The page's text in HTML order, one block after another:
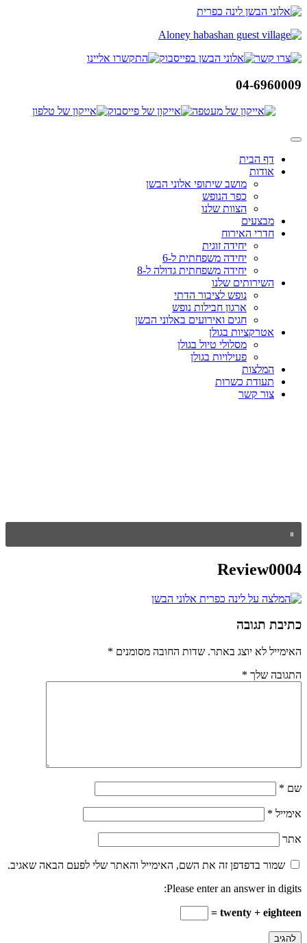
דלג
04-6960009
דף הבית
אודות
מושב שיתופי אלוני הבשן
כפר הנופש
הצוות שלנו
מבצעים
חדרי האירוח
יחידה זוגית
יחידה משפחתית ל-6
יחידה משפחתית גדולה ל-8
השירותים שלנו
נופש לציבור הדתי
ארגון חבילות נופש
חגים ואירועים באלוני הבשן
אטרקציות בגולן
מסלולי טיול בגולן
פעילויות בגולן
המלצות
תעודת כשרות
צור קשר
Review0004
כתיבת תגובה
האימייל לא יוצג באתר. שדות החובה מסומנים *
התגובה שלך *
שם *
אימייל *
אתר
שמור בדפדפן זה את השם, האימייל והאתר שלי לפעם הבאה שאגיב.
Please enter an answer in digits:
twenty + eighteen =